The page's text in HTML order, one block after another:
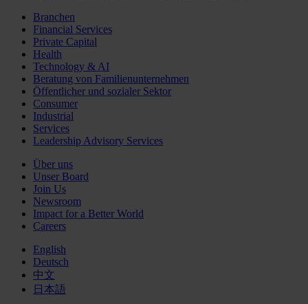
Branchen
Financial Services
Private Capital
Health
Technology & AI
Beratung von Familienunternehmen
Öffentlicher und sozialer Sektor
Consumer
Industrial
Services
Leadership Advisory Services
Über uns
Unser Board
Join Us
Newsroom
Impact for a Better World
Careers
English
Deutsch
中文
日本語